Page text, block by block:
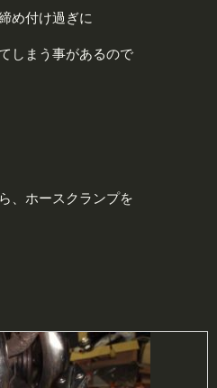
め付け過ぎに
しまう事があるので
、ホースクランプを